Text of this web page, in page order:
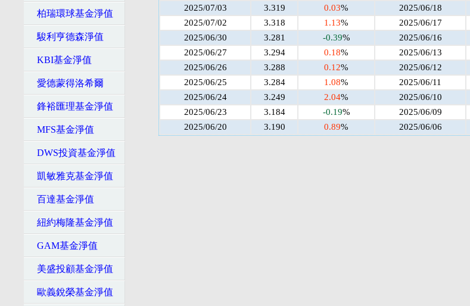
柏瑞環球基金淨值
駿利亨德森淨值
KBI基金淨值
愛德蒙得洛希爾
鋒裕匯理基金淨值
MFS基金淨值
DWS投資基金淨值
凱敏雅克基金淨值
百達基金淨值
紐約梅隆基金淨值
GAM基金淨值
美盛投顧基金淨值
歐義銳榮基金淨值
2025/07/03
3.319 0.03% 2025/06/18
2025/07/02
3.318 1.13% 2025/06/17
2025/06/30
3.281 -0.39% 2025/06/16
2025/06/27
3.294 0.18% 2025/06/13
2025/06/26
3.288 0.12% 2025/06/12
2025/06/25
3.284 1.08% 2025/06/11
2025/06/24
3.249 2.04% 2025/06/10
2025/06/23
3.184 -0.19% 2025/06/09
2025/06/20
3.190 0.89% 2025/06/06